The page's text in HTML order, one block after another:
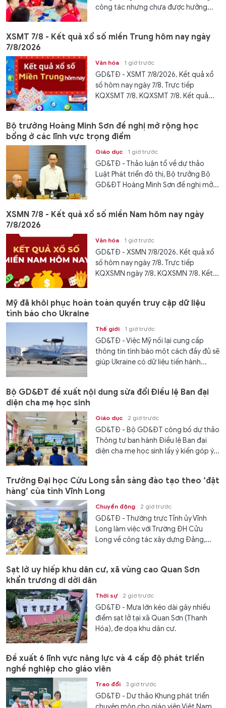
công tác nhưng chưa được hưởng...
XSMT 7/8 - Kết quả xổ số miền Trung hôm nay ngày
7/8/2026
Văn hóa 1 giờ trước
GD&TĐ - XSMT 7/8/2026. Kết quả xổ
số hôm nay ngày 7/8. Trực tiếp
KQXSMT 7/8. KQXSMT 7/8. Kết quả...
Bộ trưởng Hoàng Minh Sơn đề nghị mở rộng học
bổng ở các lĩnh vực trọng điểm
Giáo dục 1 giờ trước
GD&TĐ - Thảo luận tổ về dự thảo
Luật Phát triển đô thị, Bộ trưởng Bộ
GD&ĐT Hoàng Minh Sơn đề nghị mở...
XSMN 7/8 - Kết quả xổ số miền Nam hôm nay ngày
7/8/2026
Văn hóa 1 giờ trước
GD&TĐ - XSMN 7/8/2026. Kết quả xổ
số hôm nay ngày 7/8. Trực tiếp
KQXSMN ngày 7/8. KQXSMN 7/8. Kết...
Mỹ đã khôi phục hoàn toàn quyền truy cập dữ liệu
tình báo cho Ukraine
Thế giới 1 giờ trước
GD&TĐ - Việc Mỹ nối lại cung cấp
thông tin tình báo một cách đầy đủ sẽ
giúp Ukraine có dữ liệu tiến hành...
Bộ GD&ĐT đề xuất nội dung sửa đổi Điều lệ Ban đại
diện cha mẹ học sinh
Giáo dục 2 giờ trước
GD&TĐ - Bộ GD&ĐT công bố dự thảo
Thông tư ban hành Điều lệ Ban đại
diện cha mẹ học sinh lấy ý kiến góp ý...
Trường Đại học Cửu Long sẵn sàng đào tạo theo ‘đặt
hàng’ của tỉnh Vĩnh Long
Chuyển động 2 giờ trước
GD&TĐ - Thường trực Tỉnh ủy Vĩnh
Long làm việc với Trường ĐH Cửu
Long về công tác xây dựng Đảng,...
Sạt lở uy hiếp khu dân cư, xã vùng cao Quan Sơn
khẩn trương di dời dân
Thời sự 2 giờ trước
GD&TĐ - Mưa lớn kéo dài gây nhiều
điểm sạt lở tại xã Quan Sơn (Thanh
Hóa), đe dọa khu dân cư.
Đề xuất 6 lĩnh vực năng lực và 4 cấp độ phát triển
nghề nghiệp cho giáo viên
Trao đổi 3 giờ trước
GD&TĐ - Dự thảo Khung phát triển